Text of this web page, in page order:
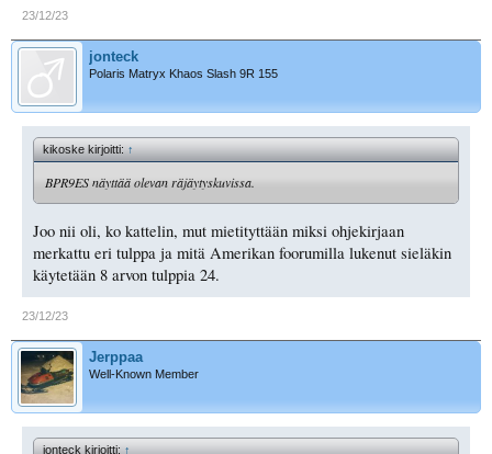
23/12/23
jonteck
Polaris Matryx Khaos Slash 9R 155
kikoske kirjoitti:↑
BPR9ES näyttää olevan räjäytyskuvissa.
Joo nii oli, ko kattelin, mut mietityttään miksi ohjekirjaan
merkattu eri tulppa ja mitä Amerikan foorumilla lukenut sieläkin
käytetään 8 arvon tulppia 24.
23/12/23
Jerppaa
Well-Known Member
jonteck kirjoitti:↑